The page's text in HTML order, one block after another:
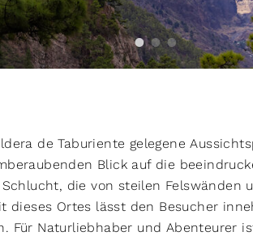
de Taburiente gelegene
Blick auf die
die von steilen Felswänden
dieses Ortes lässt den Besucher
Für Naturliebhaber und Abenteurer